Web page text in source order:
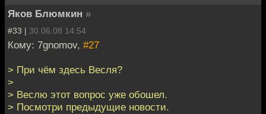
Яков Блюмкин »
#33 | 30.06.08 14:54
Кому: 7gnomov, #27
> При чём здесь Весля?
>
> Веслю этот вопрос уже обошел.
> Посмотри предыдущие новости.